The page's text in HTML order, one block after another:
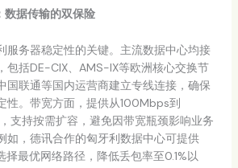
数据传输的双保险
服务器稳定性的关键。主流数据中心均接
包括DE-CIX、AMS-IX等欧洲核心交换节
国联通等国内运营商建立专线连接，确保
性。带宽方面，提供从100Mbps到
支持按需扩容，避免因带宽瓶颈影响业务
如，德讯合作的匈牙利数据中心可提供
择最优网络路径，降低丢包率至0.1%以